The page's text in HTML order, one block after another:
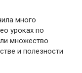
много
уроках по
множество
и полезности